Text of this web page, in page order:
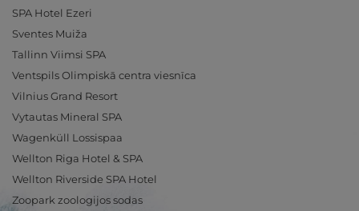
SPA Hotel Ezeri
Sventes Muiža
Tallinn Viimsi SPA
Ventspils Olimpiskā centra viesnīca
Vilnius Grand Resort
Vytautas Mineral SPA
Wagenküll Lossispaa
Wellton Riga Hotel & SPA
Wellton Riverside SPA Hotel
Zoopark zoologijos sodas